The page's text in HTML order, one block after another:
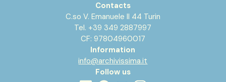
Contacts
C.so V. Emanuele II 44 Turin
Tel. +39 349 2887997
CF: 97804960017
Information
info@archivissima.it
Follow us